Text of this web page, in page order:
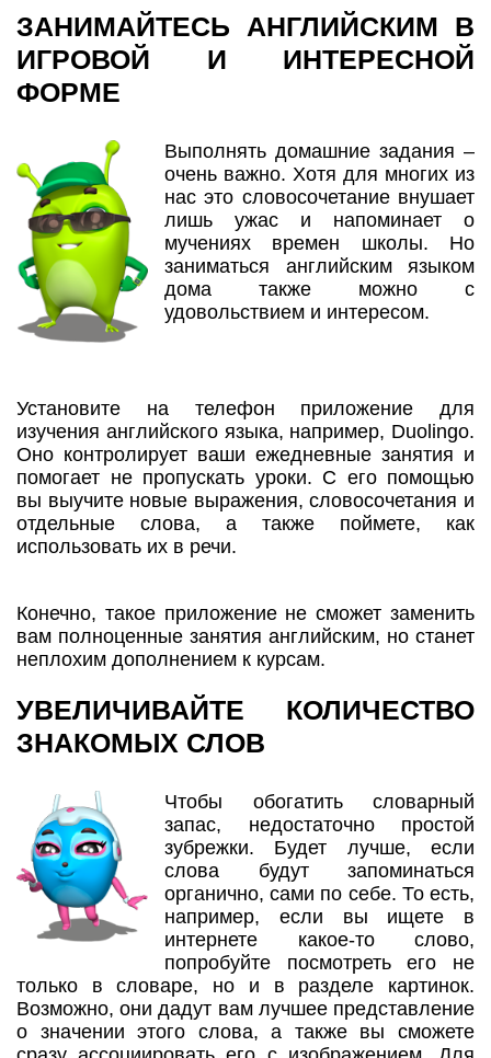
ЗАНИМАЙТЕСЬ АНГЛИЙСКИМ В
ИГРОВОЙ И ИНТЕРЕСНОЙ
ФОРМЕ
Выполнять домашние задания –
очень важно. Хотя для многих из
нас это словосочетание внушает
лишь ужас и напоминает о
мучениях времен школы. Но
заниматься английским языком
дома также можно с
удовольствием и интересом.
Установите на телефон приложение для
изучения английского языка, например, Duolingo.
Оно контролирует ваши ежедневные занятия и
помогает не пропускать уроки. С его помощью
вы выучите новые выражения, словосочетания и
отдельные слова, а также поймете, как
использовать их в речи.
Конечно, такое приложение не сможет заменить
вам полноценные занятия английским, но станет
неплохим дополнением к курсам.
УВЕЛИЧИВАЙТЕ КОЛИЧЕСТВО
ЗНАКОМЫХ СЛОВ
Чтобы обогатить словарный
запас, недостаточно простой
зубрежки. Будет лучше, если
слова будут запоминаться
органично, сами по себе. То есть,
например, если вы ищете в
интернете какое-то слово,
попробуйте посмотреть его не
только в словаре, но и в разделе картинок.
Возможно, они дадут вам лучшее представление
о значении этого слова, а также вы сможете